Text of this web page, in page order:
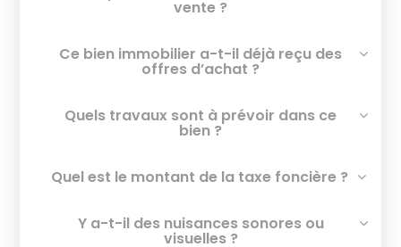
vente ?
Ce bien immobilier a-t-il déjà reçu des
offres d’achat ?
Quels travaux sont à prévoir dans ce
bien ?
Quel est le montant de la taxe foncière ?
Y a-t-il des nuisances sonores ou
visuelles ?